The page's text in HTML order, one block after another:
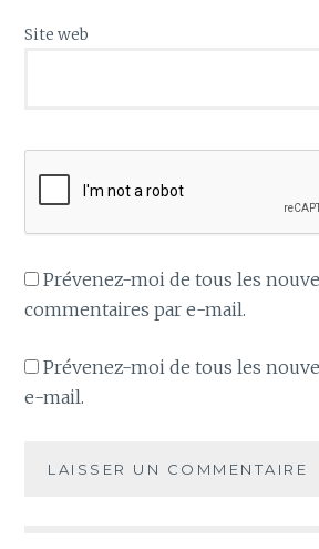
Site web
Prévenez-moi de tous les
commentaires par e-mail.
Prévenez-moi de tous les
e-mail.